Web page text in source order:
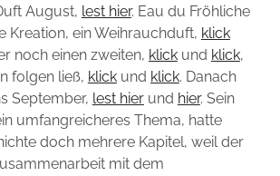
August, lest hier. Eau du Fröhliche
Kreation, ein Weihrauchduft, klick
noch einen zweiten, klickund klick,
folgen ließ, klickund klick. Danach
September, lest hierund hier. Sein
umfangreicheres Thema, hatte
doch mehrere Kapitel, weil der
mit dem